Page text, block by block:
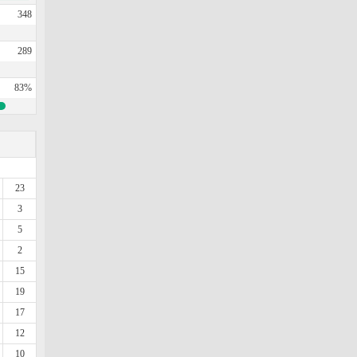
348
289
83%
23
3
5
2
15
19
17
12
10